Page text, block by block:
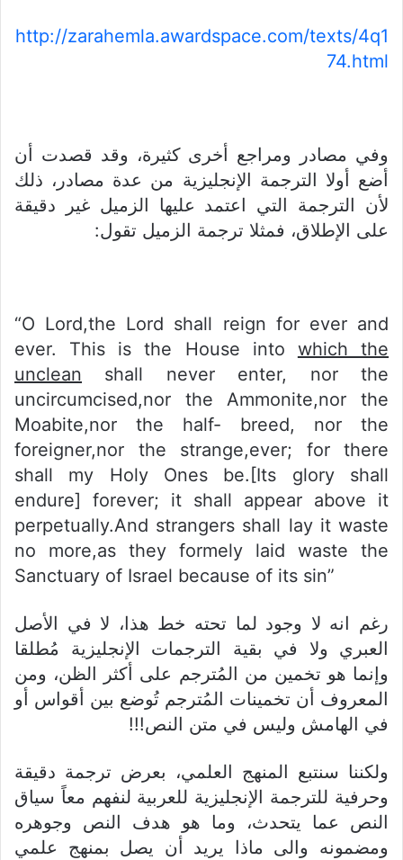
http://zarahemla.awardspace.com/texts/4q1
74.html
وفي مصادر ومراجع أخرى كثيرة، وقد قصدت أن
أضع أولا الترجمة الإنجليزية من عدة مصادر، ذلك
لأن الترجمة التي اعتمد عليها الزميل غير دقيقة
على الإطلاق، فمثلا ترجمة الزميل تقول:
“O Lord,the Lord shall reign for ever and
ever. This is the House into which the
unclean shall never enter, nor the
uncircumcised,nor the Ammonite,nor the
Moabite,nor the half- breed, nor the
foreigner,nor the strange,ever; for there
shall my Holy Ones be.[Its glory shall
endure] forever; it shall appear above it
perpetually.And strangers shall lay it waste
no more,as they formely laid waste the
Sanctuary of Israel because of its sin”
رغم انه لا وجود لما تحته خط هذا، لا في الأصل
العبري ولا في بقية الترجمات الإنجليزية مُطلقا
وإنما هو تخمين من المُترجم على أكثر الظن، ومن
المعروف أن تخمينات المُترجم تُوضع بين أقواس أو
في الهامش وليس في متن النص!!!
ولكننا سنتبع المنهج العلمي، بعرض ترجمة دقيقة
وحرفية للترجمة الإنجليزية للعربية لنفهم معاً سياق
النص عما يتحدث، وما هو هدف النص وجوهره
ومضمونه والى ماذا يريد أن يصل بمنهج علمي